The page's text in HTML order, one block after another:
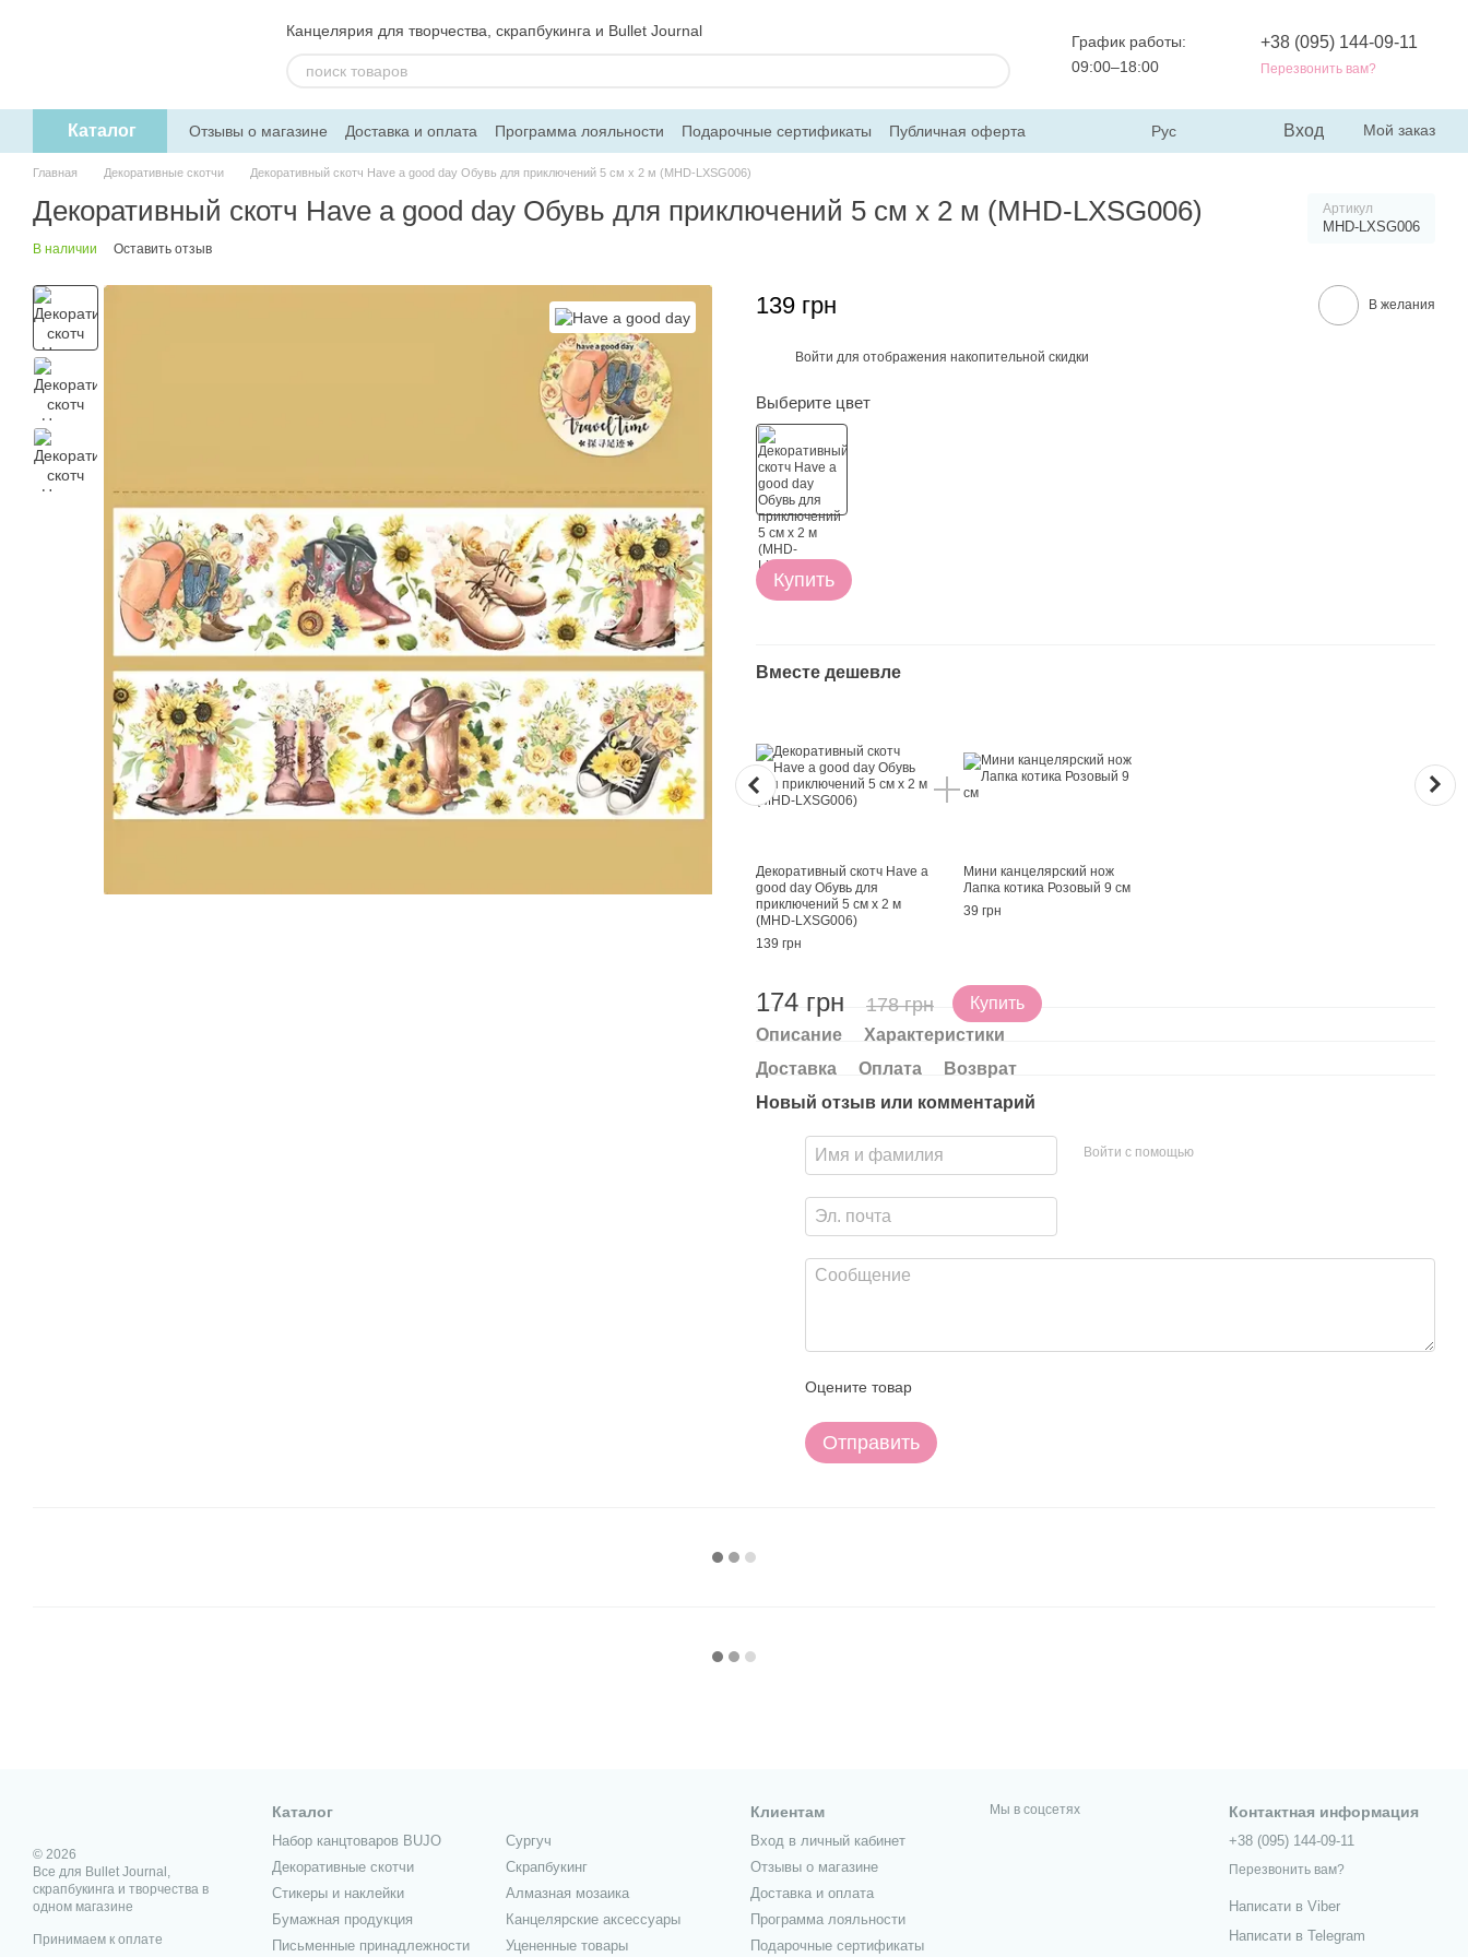
Канцелярия для творчества, скрапбукинга и Bullet Journal
График работы:
09:00–18:00
+38 (095) 144-09-11
Перезвонить вам?
Каталог Отзывы о магазине Доставка и оплата Программа лояльности Подарочные сертификаты
Публичная оферта
Пользовательское соглашение
Обмен и возврат Блог Контакты О магазине
Рус Вход Мой заказ
Главная Декоративные скотчи Декоративный скотч Have a good day Обувь для приключений 5 см х 2 м (MHD-LXSG006)
Декоративный скотч Have a good day Обувь для приключений 5 см х 2 м (MHD-LXSG006) Артикул
MHD-LXSG006
В наличии Оставить отзыв
139 грн В желания
Войти для отображения накопительной скидки
Выберите цвет
Купить
Вместе дешевле
Декоративный скотч Have a
good day Обувь для
приключений 5 см х 2 м
(MHD-LXSG006)
139 грн
Мини канцелярский нож
Лапка котика Розовый 9 см
39 грн
174 грн 178 грн Купить
Описание
Характеристики
Доставка
Оплата
Возврат
Новый отзыв или комментарий
Войти с помощью
Оцените товар
Отправить
© 2026
Все для Bullet Journal,
скрапбукинга и творчества в
одном магазине
Принимаем к оплате
Каталог
Набор канцтоваров BUJO
Декоративные скотчи
Стикеры и наклейки
Бумажная продукция
Письменные принадлежности
Сургуч
Скрапбукинг
Алмазная мозаика
Канцелярские аксессуары
Уцененные товары
Клиентам
Вход в личный кабинет
Отзывы о магазине
Доставка и оплата
Программа лояльности
Подарочные сертификаты
Мы в соцсетях Контактная информация
+38 (095) 144-09-11
Перезвонить вам?
Написати в Viber
Написати в Telegram